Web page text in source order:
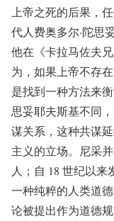
上帝之死的后果，
代人费奥多尔·陀思
他在《卡拉马佐夫
为，如果上帝不存
是找到一种方法来
思妥耶夫斯基不同
谋关系，这种共谋
主义的立场。尼采
人；自 18 世纪以
一种纯粹的人类道
论被提出作为道德